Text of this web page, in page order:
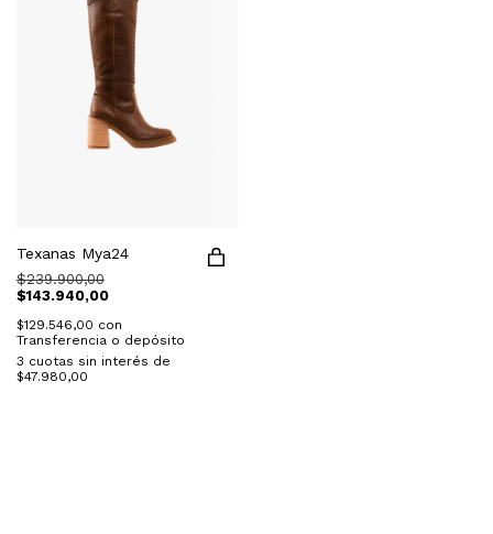
Texanas Mya24
$239.900,00
$143.940,00
$129.546,00 con
Transferencia o depósito
3 cuotas sin interés de
$47.980,00